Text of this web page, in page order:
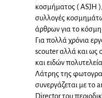
κοσμήματος ( ASJH
συλλογές
άρθρων για το
Για πολλά χρόνια
scouter αλλά και ως
και ειδών
Λάτρης της
συνεργάζεται με το
Director του